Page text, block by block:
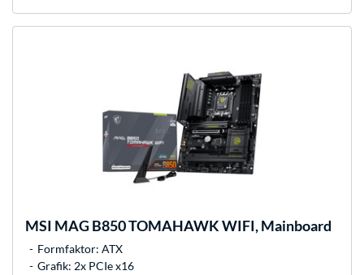
MSI MAG B850 TOMAHAWK WIFI, Mainboard
Formfaktor: ATX
Grafik: 2x PCIe x16